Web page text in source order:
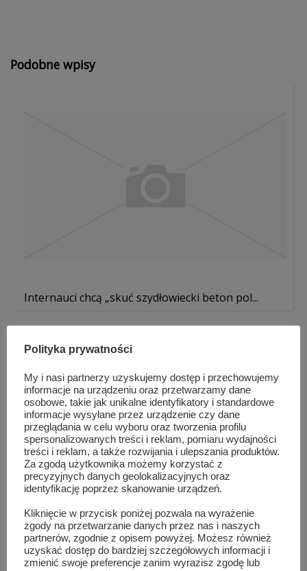
Podobne wpisy
Internauci chcą „skuć szydłowiecki beton pol...
„Historia Naszego Miasta” – pier...
Polityka prywatności
My i nasi partnerzy uzyskujemy dostęp i przechowujemy
informacje na urządzeniu oraz przetwarzamy dane
osobowe, takie jak unikalne identyfikatory i standardowe
informacje wysyłane przez urządzenie czy dane
przeglądania w celu wyboru oraz tworzenia profilu
spersonalizowanych treści i reklam, pomiaru wydajności
treści i reklam, a także rozwijania i ulepszania produktów.
Za zgodą użytkownika możemy korzystać z
precyzyjnych danych geolokalizacyjnych oraz
identyfikację poprzez skanowanie urządzeń.
Kliknięcie w przycisk poniżej pozwala na wyrażenie
zgody na przetwarzanie danych przez nas i naszych
partnerów, zgodnie z opisem powyżej. Możesz również
uzyskać dostęp do bardziej szczegółowych informacji i
zmienić swoje preferencje zanim wyrazisz zgodę lub